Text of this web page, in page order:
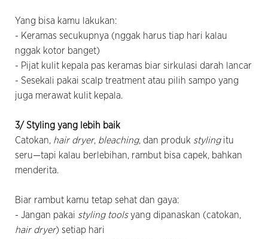
Yang bisa kamu lakukan:
- Keramas secukupnya (nggak harus tiap hari kalau
nggak kotor banget)
- Pijat kulit kepala pas keramas biar sirkulasi darah lancar
- Sesekali pakai scalp treatment atau pilih sampo yang
juga merawat kulit kepala.
3/ Styling yang lebih baik
Catokan, hair dryer, bleaching, dan produk styling itu
seru—tapi kalau berlebihan, rambut bisa capek, bahkan
menderita.
Biar rambut kamu tetap sehat dan gaya:
- Jangan pakai styling toolsyang dipanaskan (catokan,
hair dryer) setiap hari